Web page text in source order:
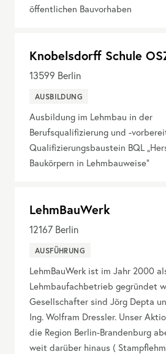
öffentlichen Bauvorhaben
Knobelsdorff Schule
13599 Berlin
AUSBILDUNG
Ausbildung im Lehmbau in der
Berufsqualifizierung und -
Qualifizierungsbaustein BQL
Baukörpern in Lehmbauweise“
LehmBauWerk
12167 Berlin
AUSFÜHRUNG
LehmBauWerk ist im Jahr 2000
Lehmbaufachbetrieb gegründet
Gesellschafter sind Jörg Depta
Ing. Wolfram Dressler. Unser
die Region Berlin-Brandenburg
weit darüber hinaus (